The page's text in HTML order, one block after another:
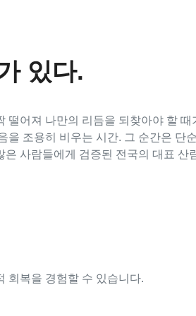
있다.
어져 나만의 리듬을 되찾아야 할 때
을 조용히 비우는 시간. 그 순간은 단
사람들에게 검증된 전국의 대표 산
회복을 경험할 수 있습니다.